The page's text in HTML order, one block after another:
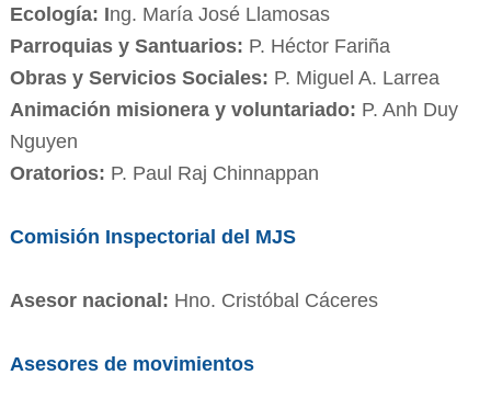
Ecología: Ing. María José Llamosas
Parroquias y Santuarios: P. Héctor Fariña
Obras y Servicios Sociales: P. Miguel A. Larrea
Animación misionera y voluntariado: P. Anh Duy
Nguyen
Oratorios: P. Paul Raj Chinnappan
Comisión Inspectorial del MJS
Asesor nacional: Hno. Cristóbal Cáceres
Asesores de movimientos